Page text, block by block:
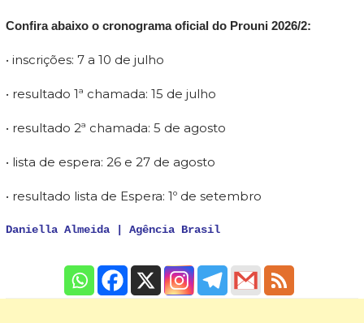
Confira abaixo o cronograma oficial do Prouni 2026/2:
• inscrições: 7 a 10 de julho
• resultado 1ª chamada: 15 de julho
• resultado 2ª chamada: 5 de agosto
• lista de espera: 26 e 27 de agosto
• resultado lista de Espera: 1º de setembro
Daniella Almeida | Agência Brasil